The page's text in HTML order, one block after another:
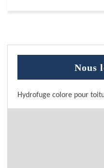
Nous
Hydrofuge colore pour